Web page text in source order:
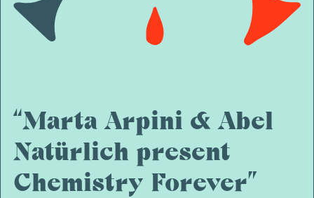
“Marta Arpini & Abel
Natürlich present
Chemistry Forever”